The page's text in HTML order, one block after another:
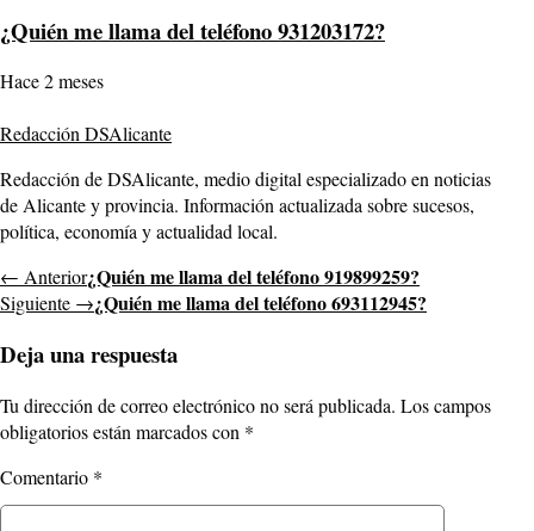
¿Quién me llama del teléfono 931203172?
Hace 2 meses
Redacción DSAlicante
Redacción de DSAlicante, medio digital especializado en noticias
de Alicante y provincia. Información actualizada sobre sucesos,
política, economía y actualidad local.
← Anterior¿Quién me llama del teléfono 919899259?
Siguiente →¿Quién me llama del teléfono 693112945?
Deja una respuesta
Tu dirección de correo electrónico no será publicada. Los campos
obligatorios están marcados con *
Comentario *